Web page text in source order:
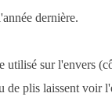
dernière.
utilisé sur l'envers
de plis laissent voir